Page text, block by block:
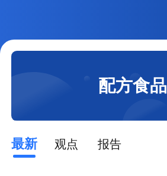
配方食品
最新 观点 报告